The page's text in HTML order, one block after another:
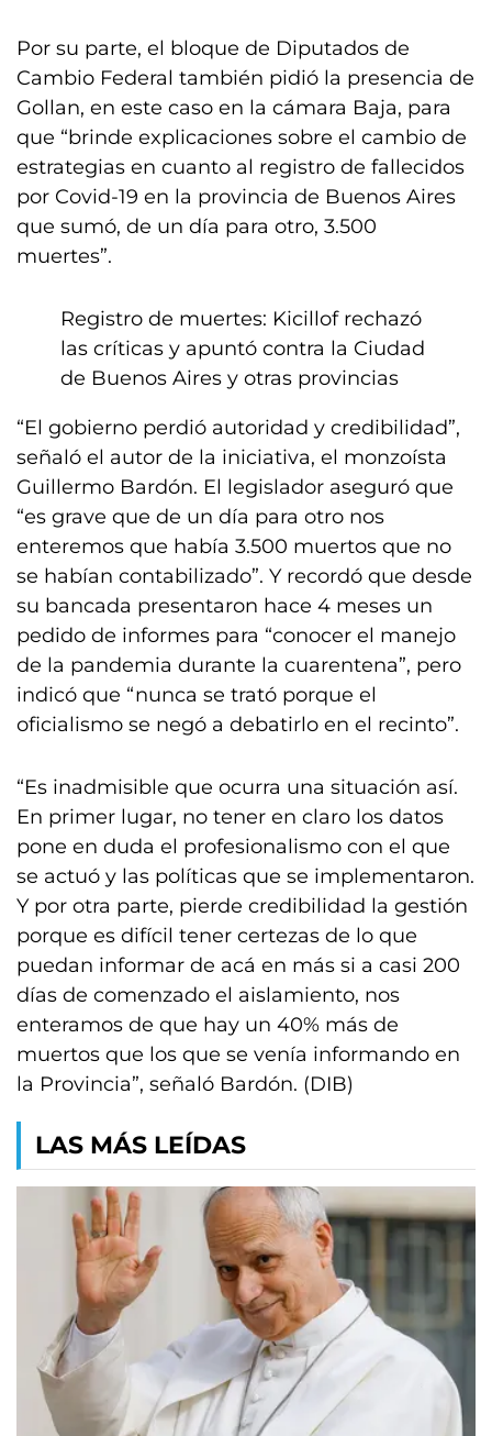
Por su parte, el bloque de Diputados de
Cambio Federal también pidió la presencia de
Gollan, en este caso en la cámara Baja, para
que “brinde explicaciones sobre el cambio de
estrategias en cuanto al registro de fallecidos
por Covid-19 en la provincia de Buenos Aires
que sumó, de un día para otro, 3.500
muertes”.
Registro de muertes: Kicillof rechazó
las críticas y apuntó contra la Ciudad
de Buenos Aires y otras provincias
“El gobierno perdió autoridad y credibilidad”,
señaló el autor de la iniciativa, el monzoísta
Guillermo Bardón. El legislador aseguró que
“es grave que de un día para otro nos
enteremos que había 3.500 muertos que no
se habían contabilizado”. Y recordó que desde
su bancada presentaron hace 4 meses un
pedido de informes para “conocer el manejo
de la pandemia durante la cuarentena”, pero
indicó que “nunca se trató porque el
oficialismo se negó a debatirlo en el recinto”.
“Es inadmisible que ocurra una situación así.
En primer lugar, no tener en claro los datos
pone en duda el profesionalismo con el que
se actuó y las políticas que se implementaron.
Y por otra parte, pierde credibilidad la gestión
porque es difícil tener certezas de lo que
puedan informar de acá en más si a casi 200
días de comenzado el aislamiento, nos
enteramos de que hay un 40% más de
muertos que los que se venía informando en
la Provincia”, señaló Bardón. (DIB)
LAS MÁS LEÍDAS